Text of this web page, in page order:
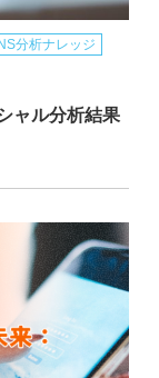
分析ナレッジ
ャル分析結果